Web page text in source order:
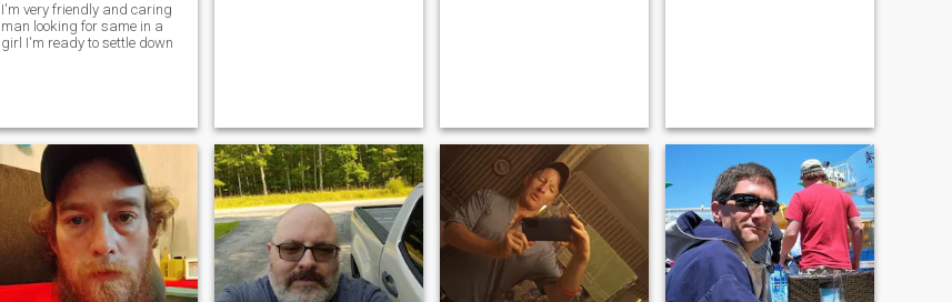
I'm very friendly and caring
man looking for same in a
girl I'm ready to settle down